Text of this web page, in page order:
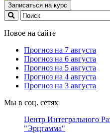
Записаться на курс
Новое на сайте
Прогноз на 7 августа
Прогноз на 6 августа
Прогноз на 5 августа
Прогноз на 4 августа
Прогноз на 3 августа
Мы в соц. сетях
Центр Интегрального
"Эрцгамма"